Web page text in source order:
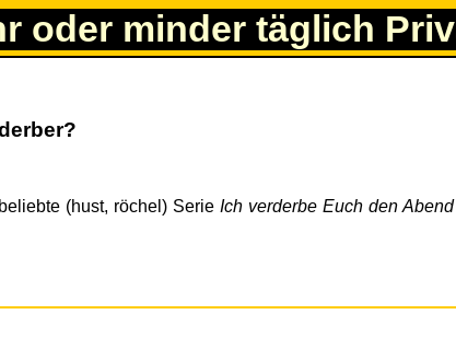
oder minder täglich
(hust, röchel) Serie Ich verderbe Euch den Abend